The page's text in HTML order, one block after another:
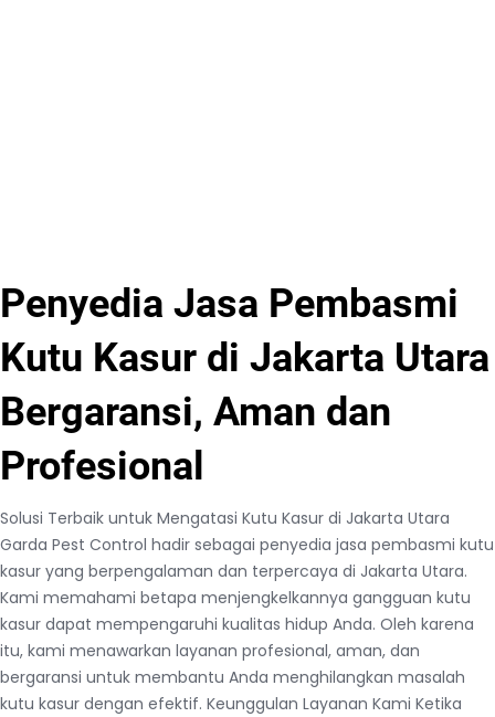
Penyedia Jasa Pembasmi
Kutu Kasur di Jakarta Utara
Bergaransi, Aman dan
Profesional
Solusi Terbaik untuk Mengatasi Kutu Kasur di Jakarta Utara
Garda Pest Control hadir sebagai penyedia jasa pembasmi kutu
kasur yang berpengalaman dan terpercaya di Jakarta Utara.
Kami memahami betapa menjengkelkannya gangguan kutu
kasur dapat mempengaruhi kualitas hidup Anda. Oleh karena
itu, kami menawarkan layanan profesional, aman, dan
bergaransi untuk membantu Anda menghilangkan masalah
kutu kasur dengan efektif. Keunggulan Layanan Kami Ketika